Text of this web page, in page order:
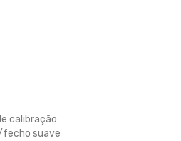
calibração
fecho suave